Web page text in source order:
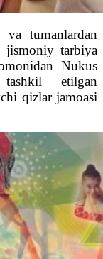
va tumanlardan
jismoniy tarbiya
Nukus
etilgan
qizlar jamoasi